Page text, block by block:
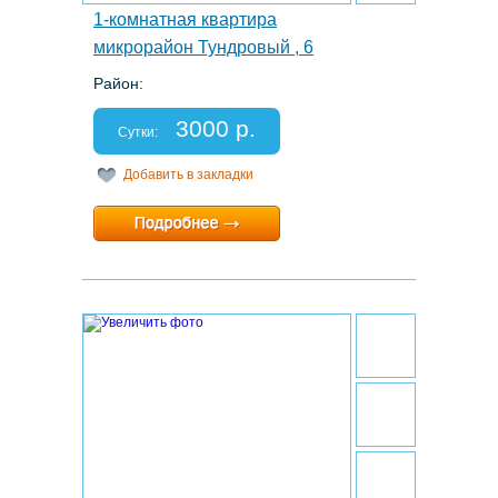
1-комнатная квартира
микрорайон Тундровый , 6
Район:
Спальных мест: 2+1
Отчетные документы: есть
Сутки: 3000 р.
Добавить в закладки
Минимальный срок:1 суток
Расчетный час:12:00